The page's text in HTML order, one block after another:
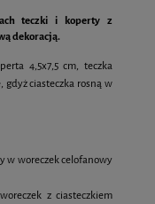
teczki i koperty z
dekoracją.
4,5x7,5 cm, teczka
gdyż ciasteczka rosną w
w woreczek celofanowy
z ciasteczkiem